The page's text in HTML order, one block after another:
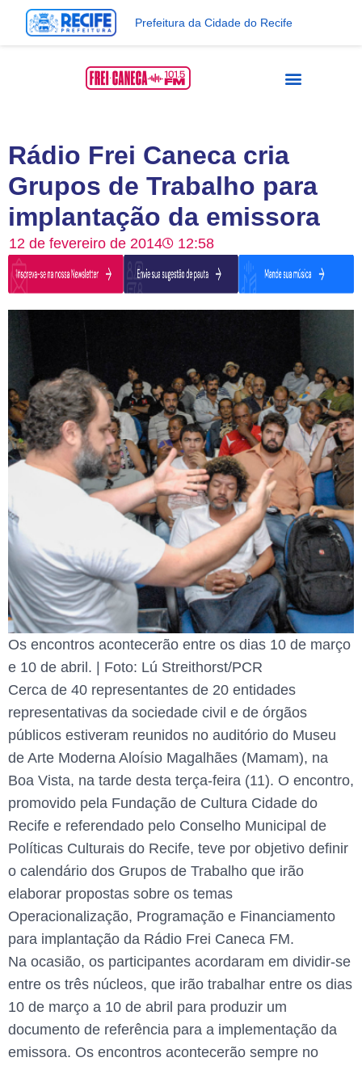
Prefeitura da Cidade do Recife
Rádio Frei Caneca cria
Grupos de Trabalho para
implantação da emissora
12 de fevereiro de 2014 12:58
Os encontros acontecerão entre os dias 10 de março
e 10 de abril. | Foto: Lú Streithorst/PCR
Cerca de 40 representantes de 20 entidades
representativas da sociedade civil e de órgãos
públicos estiveram reunidos no auditório do Museu
de Arte Moderna Aloísio Magalhães (Mamam), na
Boa Vista, na tarde desta terça-feira (11). O encontro,
promovido pela Fundação de Cultura Cidade do
Recife e referendado pelo Conselho Municipal de
Políticas Culturais do Recife, teve por objetivo definir
o calendário dos Grupos de Trabalho que irão
elaborar propostas sobre os temas
Operacionalização, Programação e Financiamento
para implantação da Rádio Frei Caneca FM.
Na ocasião, os participantes acordaram em dividir-se
entre os três núcleos, que irão trabalhar entre os dias
10 de março a 10 de abril para produzir um
documento de referência para a implementação da
emissora. Os encontros acontecerão sempre no